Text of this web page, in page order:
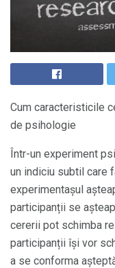
Cum caracteristicile
de psihologie
Într-un experiment
un indiciu subtil care
experimentașul
participanții se
cererii pot schimba
participanții își vor
a se conforma